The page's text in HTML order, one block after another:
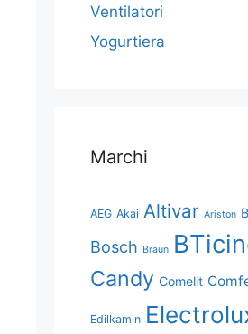
Ventilatori
Yogurtiera
Marchi
AEG Akai Altivar Ariston
Bosch Braun
Candy Comelit
Edilkamin